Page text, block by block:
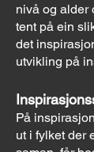
nivå og alder
tent på ein
det
utvikling på
På
ut i fylket der